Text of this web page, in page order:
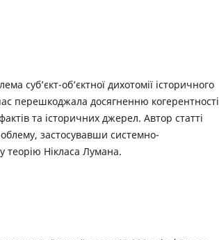
суб’єкт-об’єктної дихотомії історичного
перешкоджала досягненню когерентності
та історичних джерел. Автор статті
застосувавши системно-
теорію Нікласа Лумана.